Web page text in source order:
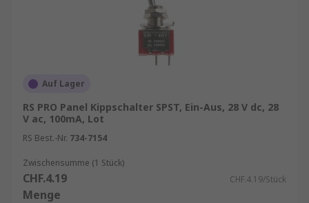
Auf Lager
RS PRO Panel Kippschalter SPST, Ein-Aus, 28 V dc, 28
V ac, 100mA, Lot
RS Best.-Nr. 734-7154
Zwischensumme (1 Stück)
CHF.4.19 CHF.4.19/Stück
Menge